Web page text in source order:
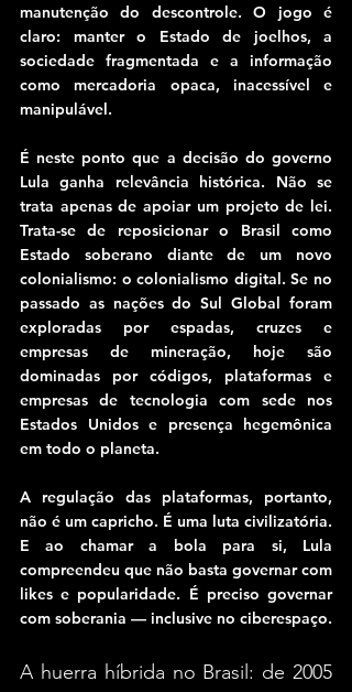
manutenção do descontrole. O jogo é
claro: manter o Estado de joelhos, a
sociedade fragmentada e a informação
como mercadoria opaca, inacessível e
manipulável.
É neste ponto que a decisão do governo
Lula ganha relevância histórica. Não se
trata apenas de apoiar um projeto de lei.
Trata-se de reposicionar o Brasil como
Estado soberano diante de um novo
colonialismo: o colonialismo digital. Se no
passado as nações do Sul Global foram
exploradas por espadas, cruzes e
empresas de mineração, hoje são
dominadas por códigos, plataformas e
empresas de tecnologia com sede nos
Estados Unidos e presença hegemônica
em todo o planeta.
A regulação das plataformas, portanto,
não é um capricho. É uma luta civilizatória.
E ao chamar a bola para si, Lula
compreendeu que não basta governar com
likes e popularidade. É preciso governar
com soberania — inclusive no ciberespaço.
A huerra híbrida no Brasil: de 2005